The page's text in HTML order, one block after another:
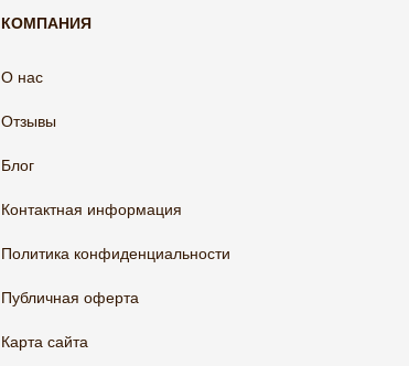
КОМПАНИЯ
О нас
Отзывы
Блог
Контактная информация
Политика конфиденциальности
Публичная оферта
Карта сайта